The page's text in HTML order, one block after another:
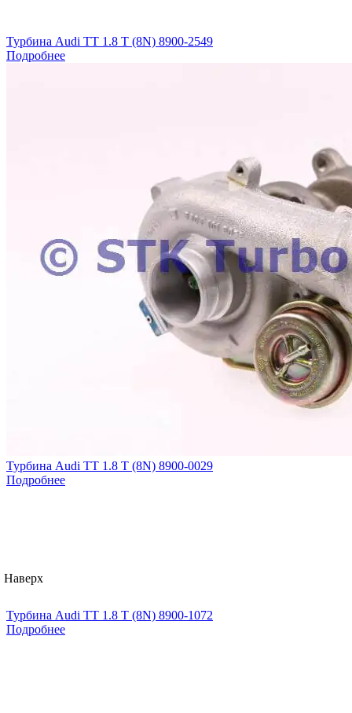
Турбина Audi TT 1.8 T (8N) 8900-2549
Подробнее
Турбина Audi TT 1.8 T (8N) 8900-0029
Подробнее
Турбина Audi TT 1.8 T (8N) 8900-1072
Подробнее
Наверх